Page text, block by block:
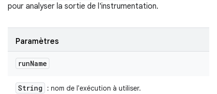
pour analyser la sortie de l'instrumentation.
Paramètres
runName
String : nom de l'exécution à utiliser.